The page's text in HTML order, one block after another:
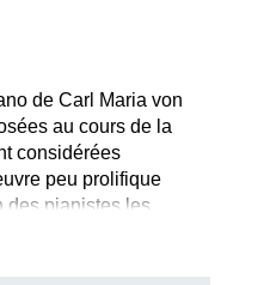
de Carl Maria von
au cours de la
considérées
peu prolifique
des pianistes les
Il improvisait